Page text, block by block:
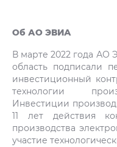
Об АО ЭВИА
В марте 2022 года
область подписали
инвестиционный
технологии
Инвестиции
11 лет действия
производства
участие